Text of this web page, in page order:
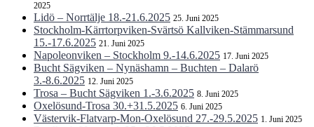
2025
Lidö – Norrtälje 18.-21.6.2025 25. Juni 2025
Stockholm-Kärrtorpviken-Svärtsö Kallviken-Stämmarsund
15.-17.6.2025 21. Juni 2025
Napoleonviken – Stockholm 9.-14.6.2025 17. Juni 2025
Bucht Sägviken – Nynäshamn – Buchten – Dalarö
3.-8.6.2025 12. Juni 2025
Trosa – Bucht Sägviken 1.-3.6.2025 8. Juni 2025
Oxelösund-Trosa 30.+31.5.2025 6. Juni 2025
Västervik-Flatvarp-Mon-Oxelösund 27.-29.5.2025 1. Juni 2025